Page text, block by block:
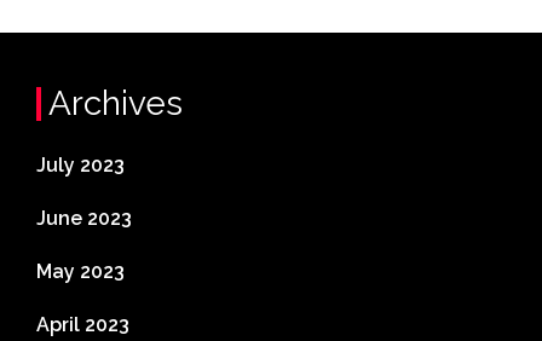
Archives
July 2023
June 2023
May 2023
April 2023